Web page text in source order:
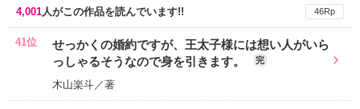
4,001人がこの作品を読んでいます!! 46Rp
41位
せっかくの婚約ですが、王太子様には想い人がいら
っしゃるそうなので身を引きます。
完
木山楽斗／著